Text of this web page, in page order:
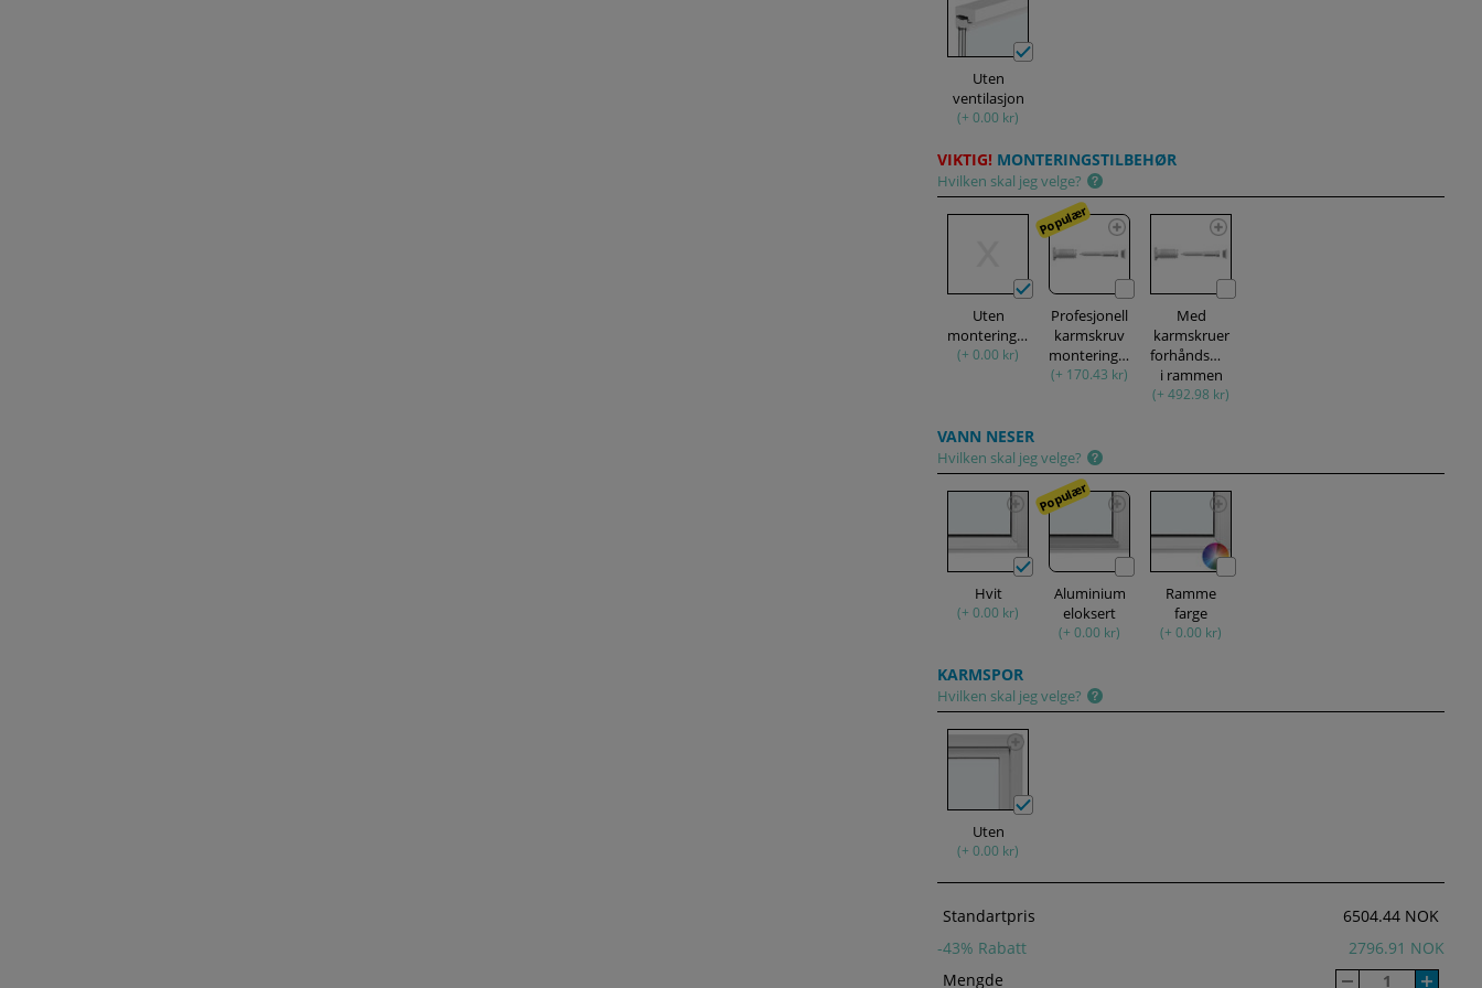
Uten
ventilasjon
(+ 0.00 kr)
VIKTIG! MONTERINGSTILBEHØR
Hvilken skal jeg velge?
Uten
monteringssett
(+ 0.00 kr)
Populær
Profesjonell
karmskruv
monteringssett
(+ 170.43 kr)
Med
karmskruer
forhåndsmontert
i rammen
(+ 492.98 kr)
VANN NESER
Hvilken skal jeg velge?
Hvit
(+ 0.00 kr)
Populær
Aluminium
eloksert
(+ 0.00 kr)
Ramme
farge
(+ 0.00 kr)
KARMSPOR
Hvilken skal jeg velge?
Uten
(+ 0.00 kr)
Standartpris
6504.44 NOK
-43% Rabatt
2796.91 NOK
Mengde